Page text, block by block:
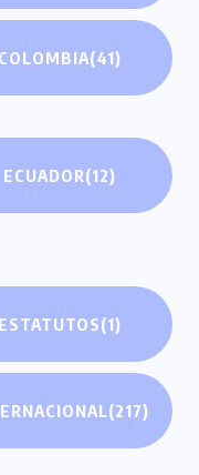
COLOMBIA(41)
ECUADOR(12)
ESTATUTOS(1)
(217)